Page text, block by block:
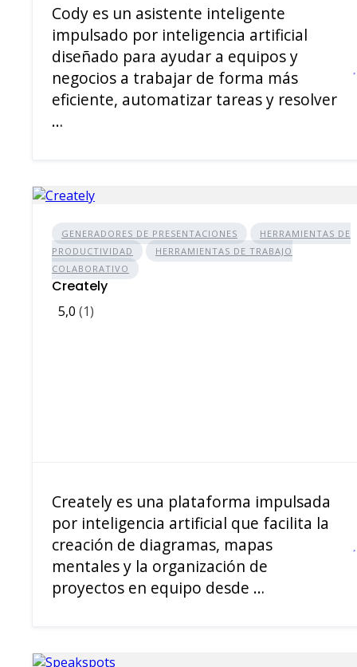
Cody es un asistente inteligente
impulsado por inteligencia artificial
diseñado para ayudar a equipos y
negocios a trabajar de forma más
eficiente, automatizar tareas y resolver
…
GENERADORES DE PRESENTACIONES
HERRAMIENTAS DE
PRODUCTIVIDAD
HERRAMIENTAS DE TRABAJO
COLABORATIVO
Creately
5,0 (1)
Creately es una plataforma impulsada
por inteligencia artificial que facilita la
creación de diagramas, mapas
mentales y la organización de
proyectos en equipo desde …